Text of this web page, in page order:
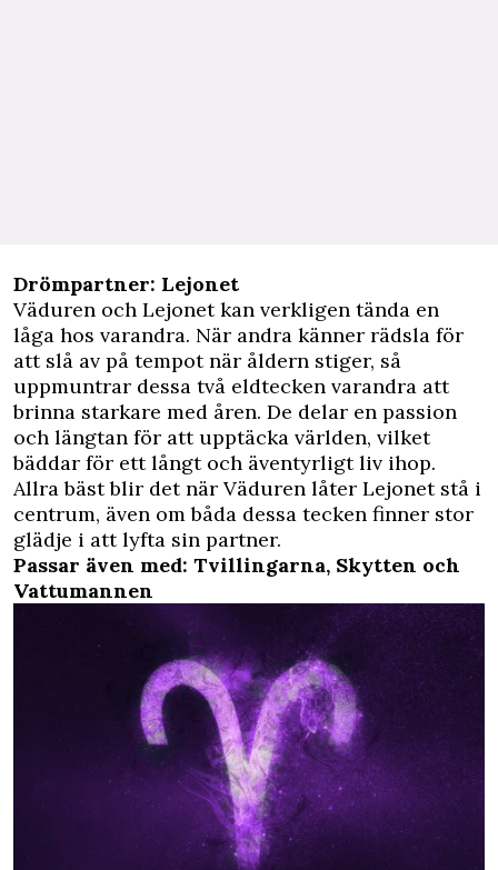
Drömpartner: Lejonet
Väduren och Lejonet kan verkligen tända en
låga hos varandra. När andra känner rädsla för
att slå av på tempot när åldern stiger, så
uppmuntrar dessa två eldtecken varandra att
brinna starkare med åren. De delar en passion
och längtan för att upptäcka världen, vilket
bäddar för ett långt och äventyrligt liv ihop.
Allra bäst blir det när Väduren låter Lejonet stå i
centrum, även om båda dessa tecken finner stor
glädje i att lyfta sin partner.
Passar även med: Tvillingarna, Skytten och
Vattumannen